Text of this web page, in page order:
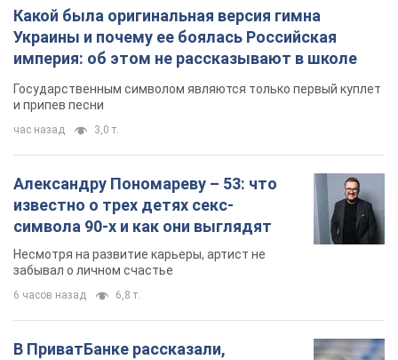
Какой была оригинальная версия гимна
Украины и почему ее боялась Российская
империя: об этом не рассказывают в школе
Государственным символом являются только первый куплет
и припев песни
час назад 3,0 т.
Александру Пономареву – 53: что
известно о трех детях секс-
символа 90-х и как они выглядят
Несмотря на развитие карьеры, артист не
забывал о личном счастье
6 часов назад 6,8 т.
В ПриватБанке рассказали,